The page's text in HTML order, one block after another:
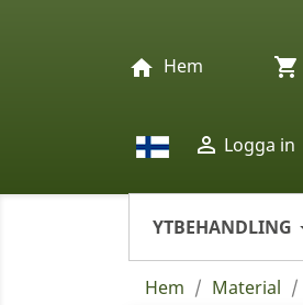
home Hem
 Logga in
shopping_cart
YTBEHANDLING
Hem Material